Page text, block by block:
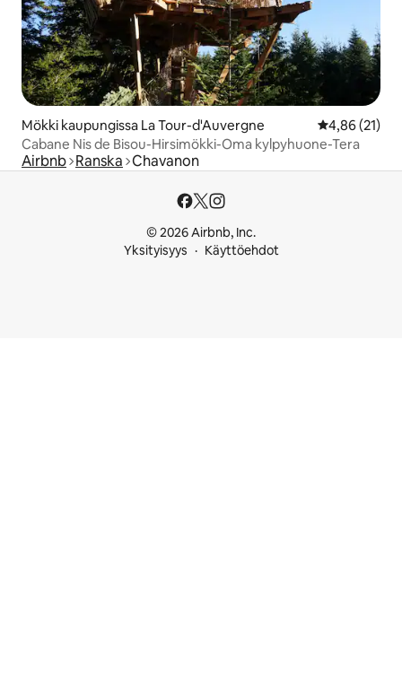
Mökki kaupungissa La Tour-d'Auvergne
4,86 (21)
Cabane Nis de Bisou-Hirsimökki-Oma kylpyhuone-Tera
Airbnb Ranska Chavanon
© 2026 Airbnb, Inc.
Yksityisyys
Käyttöehdot